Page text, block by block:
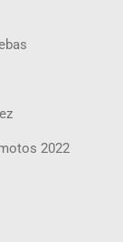
2022